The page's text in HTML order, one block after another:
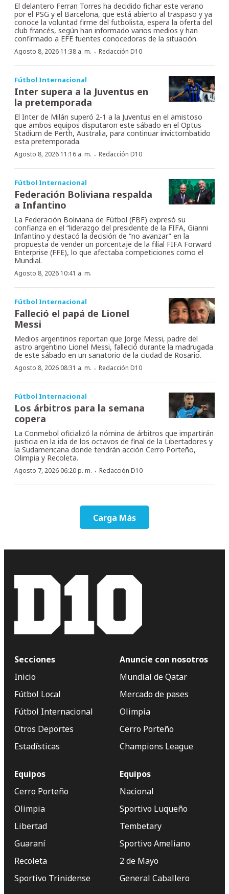
El delantero Ferran Torres ha decidido fichar este verano
por el PSG y el Barcelona, que está abierto al traspaso y ya
conoce la voluntad firme del futbolista, espera la oferta del
club francés, según han informado varios medios y han
confirmado a EFE fuentes conocedoras de la situación.
Agosto 8, 2026 11:38 a. m. · Redacción D10
Fútbol Internacional
Inter supera a la Juventus en
la pretemporada
El Inter de Milán superó 2-1 a la Juventus en el amistoso
que ambos equipos disputaron este sábado en el Optus
Stadium de Perth, Australia, para continuar invictombatido
esta pretemporada.
Agosto 8, 2026 11:16 a. m. · Redacción D10
Fútbol Internacional
Federación Boliviana respalda
a Infantino
La Federación Boliviana de Fútbol (FBF) expresó su
confianza en el “liderazgo del presidente de la FIFA, Gianni
Infantino y destacó la decisión de “no avanzar” en la
propuesta de vender un porcentaje de la filial FIFA Forward
Enterprise (FFE), lo que afectaba competiciones como el
Mundial.
Agosto 8, 2026 10:41 a. m.
Fútbol Internacional
Falleció el papá de Lionel
Messi
Medios argentinos reportan que Jorge Messi, padre del
astro argentino Lionel Messi, falleció durante la madrugada
de este sábado en un sanatorio de la ciudad de Rosario.
Agosto 8, 2026 08:31 a. m. · Redacción D10
Fútbol Internacional
Los árbitros para la semana
copera
La Conmebol oficializó la nómina de árbitros que impartirán
justicia en la ida de los octavos de final de la Libertadores y
la Sudamericana donde tendrán acción Cerro Porteño,
Olimpia y Recoleta.
Agosto 7, 2026 06:20 p. m. · Redacción D10
Carga Más
Secciones
Inicio
Fútbol Local
Fútbol Internacional
Otros Deportes
Estadísticas
Anuncie con nosotros
Mundial de Qatar
Mercado de pases
Olimpia
Cerro Porteño
Champions League
Equipos
Cerro Porteño
Olimpia
Libertad
Guaraní
Recoleta
Sportivo Trinidense
Equipos
Nacional
Sportivo Luqueño
Tembetary
Sportivo Ameliano
2 de Mayo
General Caballero